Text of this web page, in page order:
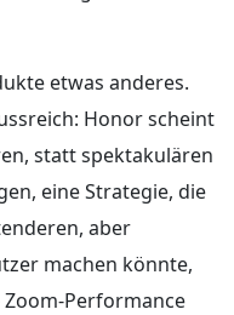
etwas anderes.
Honor scheint
statt spektakulären
eine Strategie, die
aber
machen könnte,
Performance